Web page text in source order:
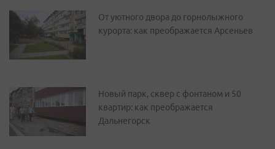
От уютного двора до горнолыжного
курорта: как преображается Арсеньев
Новый парк, сквер с фонтаном и 50
квартир: как преображается
Дальнегорск